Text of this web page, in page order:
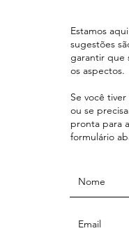
Estamos
sugestões
garantir que
os aspectos.
Se você
ou se
pronta para
formulário